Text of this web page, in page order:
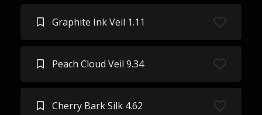
Graphite Ink Veil 1.11
Peach Cloud Veil 9.34
Cherry Bark Silk 4.62